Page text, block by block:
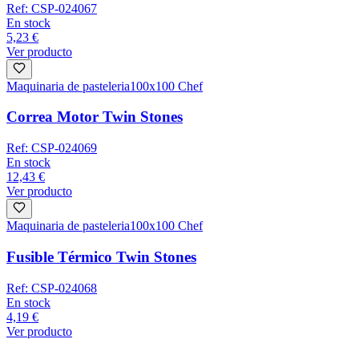
Ref: CSP-024067
En stock
5,23 €
Ver producto
Maquinaria de pasteleria100x100 Chef
Correa Motor Twin Stones
Ref: CSP-024069
En stock
12,43 €
Ver producto
Maquinaria de pasteleria100x100 Chef
Fusible Térmico Twin Stones
Ref: CSP-024068
En stock
4,19 €
Ver producto